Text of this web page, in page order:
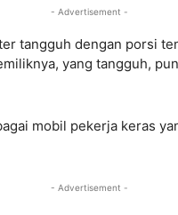
- Advertisement -
tangguh dengan porsi
yang tangguh,
mobil pekerja keras
- Advertisement -